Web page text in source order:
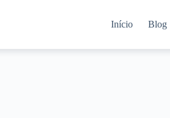
Início Blog